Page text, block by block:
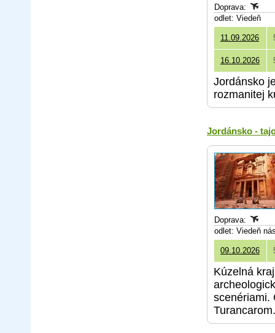
Doprava:
odlet: Viedeň
11.09.2026
16.10.2026
Jordánsko
rozmanitej
Jordánsko -
Doprava:
odlet: Viedeň
09.10.2026
Kúzelná
scenériami.
Turancarom.